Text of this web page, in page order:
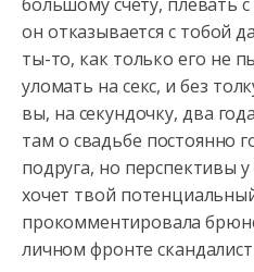
он отказывается с тобой
ты-то, как только его не
уломать на секс, и без
вы, на секундочку, два
там о свадьбе постоянно
подруга, но перспективы
хочет твой
прокомментировала
личном фронте